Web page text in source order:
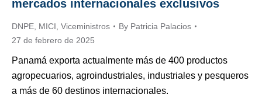
mercados internacionales exclusivos
DNPE MICI Viceministros By Patricia Palacios
27 de febrero de 2025
Panamá exporta actualmente más de 400 productos
agropecuarios, agroindustriales, industriales y pesqueros
a más de 60 destinos internacionales.